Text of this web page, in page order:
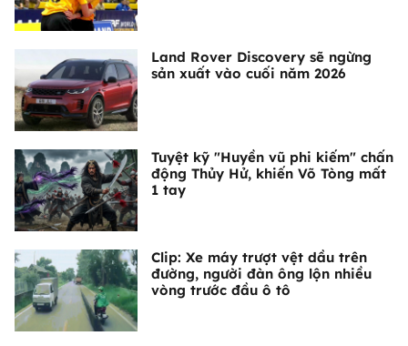
Land Rover Discovery sẽ ngừng
sản xuất vào cuối năm 2026
Tuyệt kỹ "Huyền vũ phi kiếm" chấn
động Thủy Hử, khiến Võ Tòng mất
1 tay
Clip: Xe máy trượt vệt dầu trên
đường, người đàn ông lộn nhiều
vòng trước đầu ô tô